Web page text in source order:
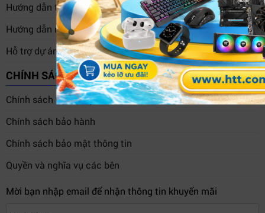
Hướng dẫn thanh toán, hóa đơn
Hướng dẫn mua hàng trả góp
Hỗ trợ dự án, doanh nghiệp
CHÍNH SÁCH CHUNG
Chính sách vận chuyển
Chính sách bảo hành
Chính sách bảo mật thông tin
Quyền và nghĩa vụ các bên
Mời bạn nhập email để nhận thông tin khuyến mãi